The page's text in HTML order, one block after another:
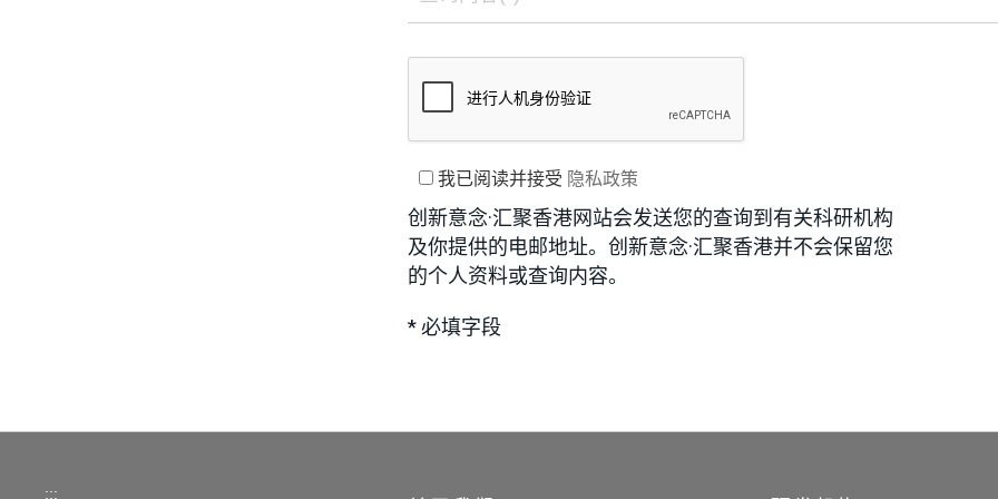
我已阅读并接受 隐私政策
创新意念·汇聚香港网站会发送您的查询到有关科研机构
及你提供的电邮地址。创新意念·汇聚香港并不会保留您
的个人资料或查询内容。
* 必填字段
:::